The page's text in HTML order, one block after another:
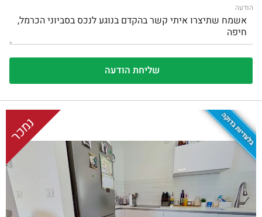
הודעה
בלעדיות בדוקה נמכר